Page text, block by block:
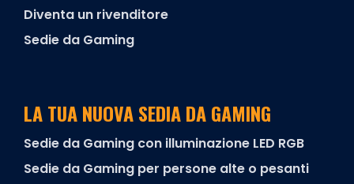
Diventa un rivenditore
Sedie da Gaming
LA TUA NUOVA SEDIA DA GAMING
Sedie da Gaming con illuminazione LED RGB
Sedie da Gaming per persone alte o pesanti